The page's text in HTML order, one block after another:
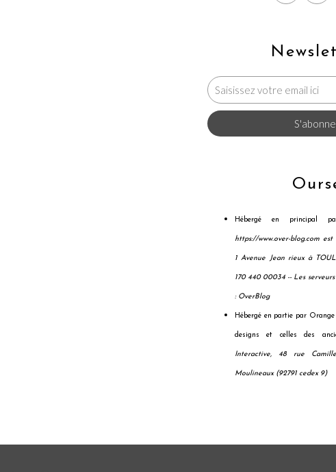
Hébergé en principal
https://www.over-blog.com
1 Avenue Jean rieux à
170 440 00034 -- Les
: OverBlog
Hébergé en partie par
designs et celles des
Interactive, 48 rue
Moulineaux (92791 cedex 9)